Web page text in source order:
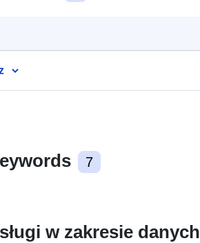
7
w zakresie danych